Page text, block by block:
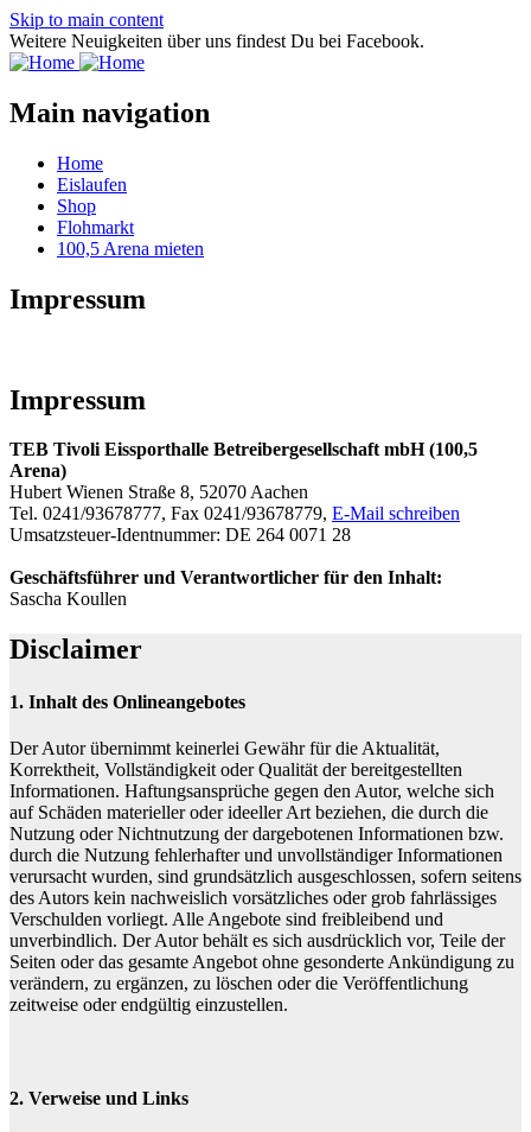
Skip to main content
Weitere Neuigkeiten über uns findest Du bei Facebook.
Main navigation
Home
Eislaufen
Shop
Flohmarkt
100,5 Arena mieten
Impressum
Impressum
TEB Tivoli Eissporthalle Betreibergesellschaft mbH (100,5
Arena)
Hubert Wienen Straße 8, 52070 Aachen
Tel. 0241/93678777, Fax 0241/93678779, E-Mail schreiben
Umsatzsteuer-Identnummer: DE 264 0071 28
Geschäftsführer und Verantwortlicher für den Inhalt:
Sascha Koullen
Disclaimer
1. Inhalt des Onlineangebotes
Der Autor übernimmt keinerlei Gewähr für die Aktualität,
Korrektheit, Vollständigkeit oder Qualität der bereitgestellten
Informationen. Haftungsansprüche gegen den Autor, welche sich
auf Schäden materieller oder ideeller Art beziehen, die durch die
Nutzung oder Nichtnutzung der dargebotenen Informationen bzw.
durch die Nutzung fehlerhafter und unvollständiger Informationen
verursacht wurden, sind grundsätzlich ausgeschlossen, sofern seitens
des Autors kein nachweislich vorsätzliches oder grob fahrlässiges
Verschulden vorliegt. Alle Angebote sind freibleibend und
unverbindlich. Der Autor behält es sich ausdrücklich vor, Teile der
Seiten oder das gesamte Angebot ohne gesonderte Ankündigung zu
verändern, zu ergänzen, zu löschen oder die Veröffentlichung
zeitweise oder endgültig einzustellen.
2. Verweise und Links